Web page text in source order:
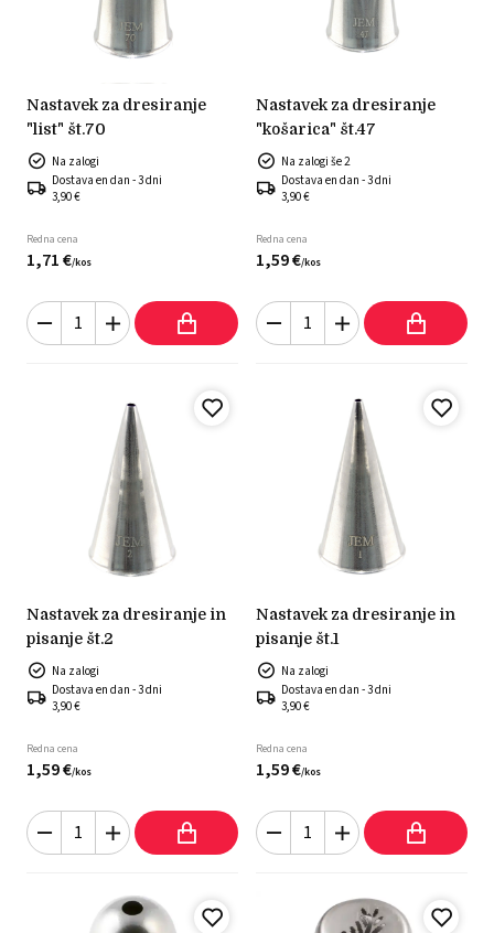
nastavek za dresiranje
"list" št.70
Na zalogi
Dostava en dan - 3 dni
3,90 €
Redna cena
1,71€/kos
nastavek za dresiranje
"košarica" št.47
Na zalogi še 2
Dostava en dan - 3 dni
3,90 €
Redna cena
1,59€/kos
nastavek za dresiranje in
pisanje št.2
Na zalogi
Dostava en dan - 3 dni
3,90 €
Redna cena
1,59€/kos
nastavek za dresiranje in
pisanje št.1
Na zalogi
Dostava en dan - 3 dni
3,90 €
Redna cena
1,59€/kos